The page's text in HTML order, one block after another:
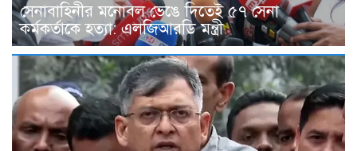
সেনাবাহিনীর মনোবল ভেঙে দিতেই ৫৭ সেনা
কর্মকর্তাকে হত্যা: এলজিআরডি মন্ত্রী